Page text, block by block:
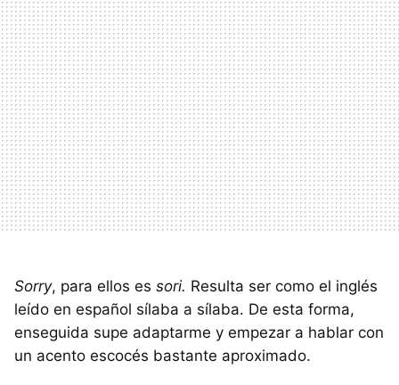
Sorry, para ellos es sori. Resulta ser como el inglés
leído en español sílaba a sílaba. De esta forma,
enseguida supe adaptarme y empezar a hablar con
un acento escocés bastante aproximado.